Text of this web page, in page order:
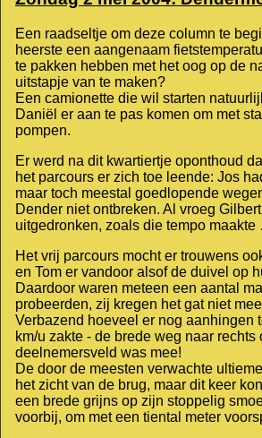
Een raadseltje om deze column te
heerste een aangenaam
te pakken hebben met het oog op de
uitstapje van te maken?
Een camionette die wil starten
Daniël er aan te pas komen om met
pompen.
Er werd na dit kwartiertje oponthoud
het parcours er zich toe leende: Jos
maar toch meestal goedlopende
Dender niet ontbreken. Al vroeg
uitgedronken, zoals die tempo
Het vrij parcours mocht er trouwens
en Tom er vandoor alsof de duivel op
Daardoor waren meteen een aantal
probeerden, zij kregen het gat niet
Verbazend hoeveel er nog aanhingen
km/u zakte - de brede weg naar
deelnemersveld was mee!
De door de meesten verwachte
het zicht van de brug, maar dit keer
een brede grijns op zijn stoppelig
voorbij, om met een tiental meter